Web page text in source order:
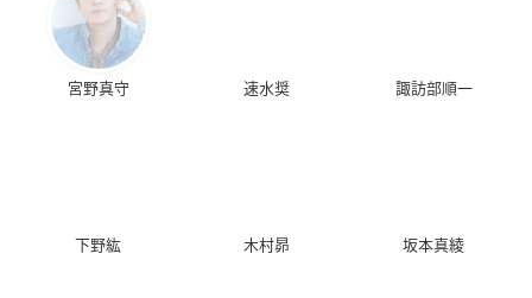
宮野真守 速水奨 諏訪部順一
下野紘 木村昴 坂本真綾